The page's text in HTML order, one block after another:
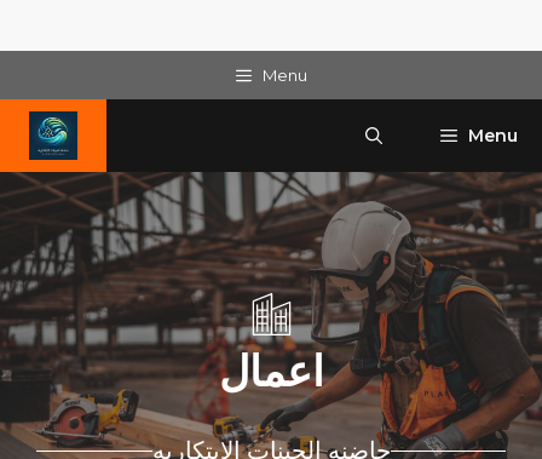
content
Menu
Menu
اعمال
حاضنه الجينات الابتكاريه